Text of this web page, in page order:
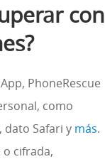
con
PhoneRescue
como
dato Safari y más.
cifrada,